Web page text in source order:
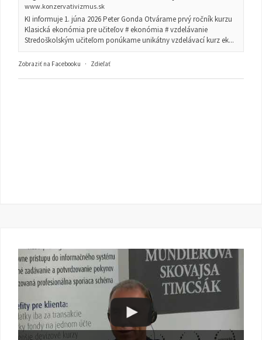
www.konzervativizmus.sk
KI informuje 1. júna 2026 Peter Gonda Otvárame prvý ročník kurzu
Klasická ekonómia pre učiteľov # ekonómia # vzdelávanie
Stredoškolským učiteľom ponúkame unikátny vzdelávací kurz ek...
Zobraziť na Facebooku · Zdieľať